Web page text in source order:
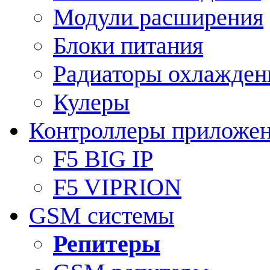
Модули расширения
Блоки питания
Радиаторы
Кулеры
Контроллеры
F5 BIG IP
F5 VIPRION
GSM системы
Репитеры